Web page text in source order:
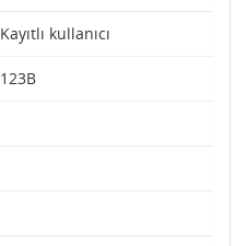
Kayıtlı kullanıcı
123B